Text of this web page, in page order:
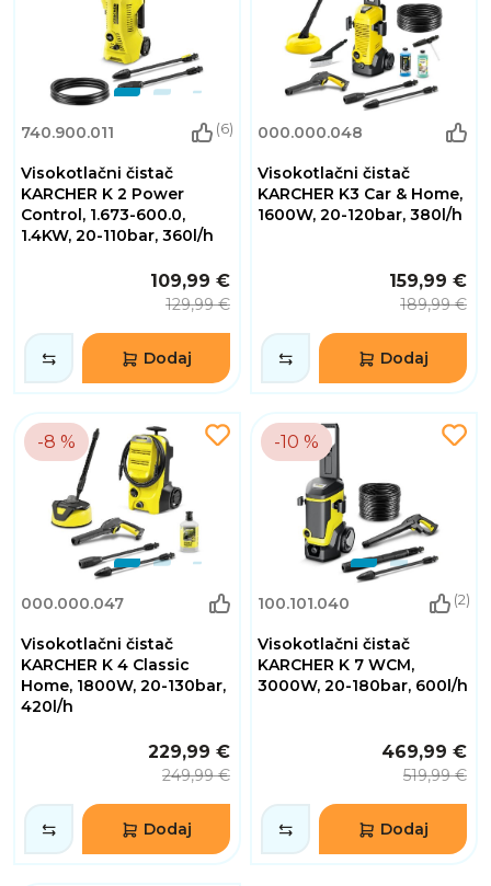
740.900.011 (6)
Visokotlačni čistač
KARCHER K 2 Power
Control, 1.673-600.0,
1.4KW, 20-110bar, 360l/h
109,99 €
129,99 €
Dodaj
000.000.048
Visokotlačni čistač
KARCHER K3 Car & Home,
1600W, 20-120bar, 380l/h
159,99 €
189,99 €
Dodaj
-8 %
000.000.047
Visokotlačni čistač
KARCHER K 4 Classic
Home, 1800W, 20-130bar,
420l/h
229,99 €
249,99 €
Dodaj
-10 %
100.101.040 (2)
Visokotlačni čistač
KARCHER K 7 WCM,
3000W, 20-180bar, 600l/h
469,99 €
519,99 €
Dodaj